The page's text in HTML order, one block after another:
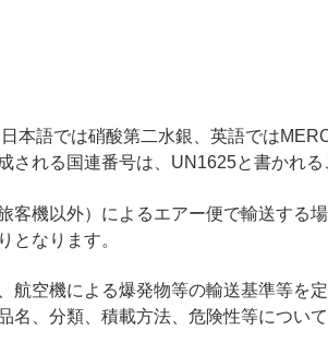
本語では硝酸第二水銀、英語では
される国連番号は、UN1625と書かれ
客機以外）によるエアー便で輸送する
となります。
航空機による爆発物等の輸送基準等を
名、分類、積載方法、危険性等につい